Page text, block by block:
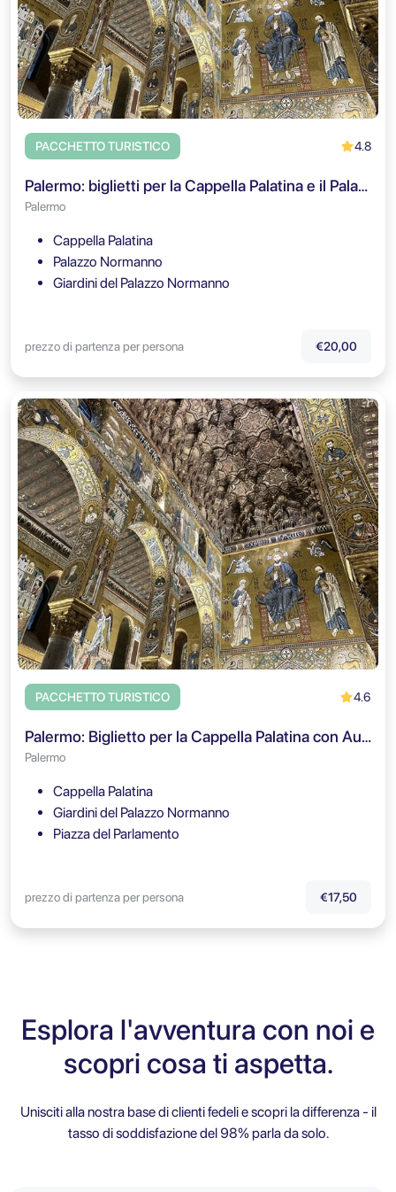
PACCHETTO TURISTICO 4.8
Palermo: biglietti per la Cappella Palatina e il Palazzo Reale con audioguida
Palermo
Cappella Palatina
Palazzo Normanno
Giardini del Palazzo Normanno
prezzo di partenza per persona €20,00
PACCHETTO TURISTICO 4.6
Palermo: Biglietto per la Cappella Palatina con Audioguida
Palermo
Cappella Palatina
Giardini del Palazzo Normanno
Piazza del Parlamento
prezzo di partenza per persona €17,50
Esplora l'avventura con noi e
scopri cosa ti aspetta.
Unisciti alla nostra base di clienti fedeli e scopri la differenza - il
tasso di soddisfazione del 98% parla da solo.